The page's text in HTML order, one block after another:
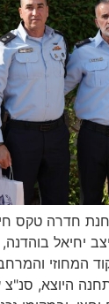
נערך בתחנת חדרה
יחיאל
המחוזי
היוצא, סנ"צ